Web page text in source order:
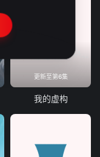
更新至第6集
我的虚构